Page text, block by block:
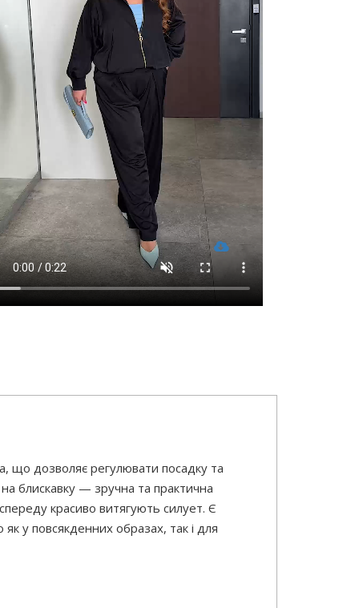
що дозволяє регулювати посадку та
блискавку — зручна та практична
красиво витягують силует. Є
у повсякденних образах, так і для